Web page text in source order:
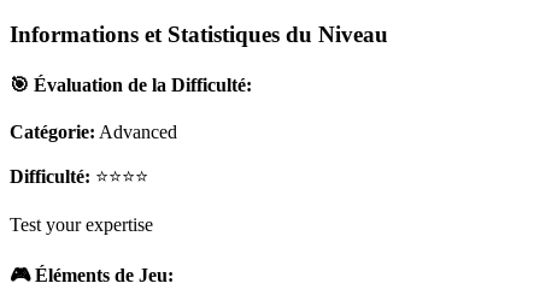
Informations et Statistiques du Niveau
🎯 Évaluation de la Difficulté:
Catégorie: Advanced
Difficulté: ⭐⭐⭐⭐
Test your expertise
🎮 Éléments de Jeu: